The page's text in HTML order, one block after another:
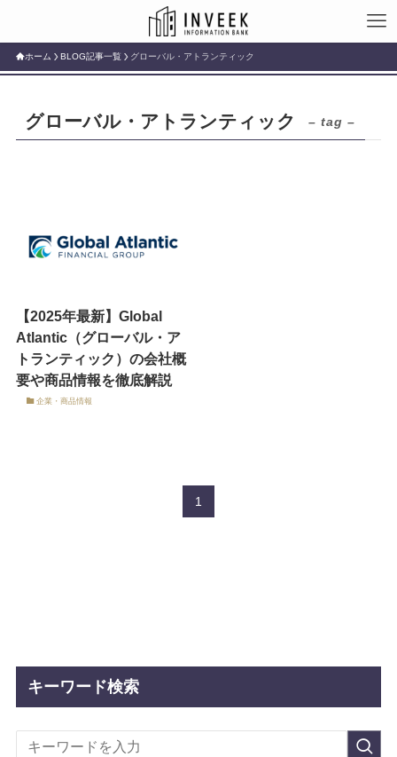
ホーム BLOG記事一覧 グローバル・アトランティック
グローバル・アトランティック – tag –
【2025年最新】Global
Atlantic（グローバル・ア
トランティック）の会社概
要や商品情報を徹底解説
企業・商品情報
1
キーワード検索